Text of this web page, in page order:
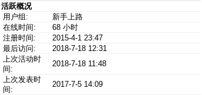
活跃概况
用户组:
新手上路
在线时间:
68 小时
注册时间:
2015-4-1 23:47
最后访问:
2018-7-18 12:31
上次活动时
间:
2018-7-18 11:48
上次发表时
间:
2017-7-5 14:09